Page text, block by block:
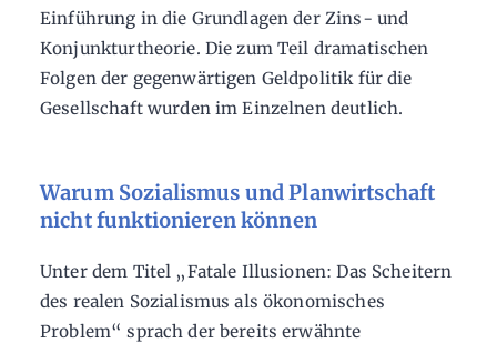
Einführung in die Grundlagen der Zins- und
Konjunkturtheorie. Die zum Teil dramatischen
Folgen der gegenwärtigen Geldpolitik für die
Gesellschaft wurden im Einzelnen deutlich.
Warum Sozialismus und Planwirtschaft
nicht funktionieren können
Unter dem Titel „Fatale Illusionen: Das Scheitern
des realen Sozialismus als ökonomisches
Problem“ sprach der bereits erwähnte